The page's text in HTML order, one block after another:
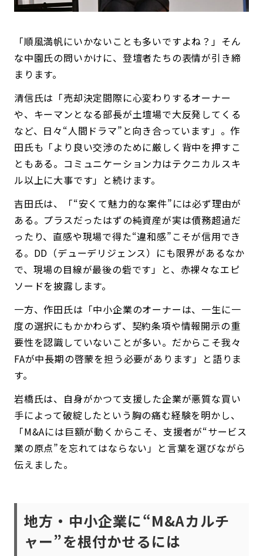
「順風満帆にいかないことも多いですよね？」そん
な中園氏の問いかけに、登壇者たちの表情が引き締
まります。
清信氏は「売却決定間際に心変わりするオーナー
や、キーマンとなる部長が土壇場で大反発してくる
など、日々“人間ドラマ”と向き合っています」。作
田氏も「より良い交渉のために厳しく背中を押すこ
ともある。コミュニケーション力はテクニカルスキ
ル以上に大事です」と続けます。
吉田氏は、「“安くて魅力的な案件”には必ず理由が
ある。プラスだったはずの純資産が実は債務超過だ
ったり、直感や現場で得た“違和感”こそが信用でき
る。DD（デューデリジェンス）にも限界があるなか
で、現場の目線が最後の砦です」と、赤裸々なエピ
ソードを披露します。
一方、作田氏は「中小企業のオーナーは、一生に一
度の選択にもかかわらず、契約条項や情報開示の重
要性を認識していないことが多い。だからこそ我々
FAが中長期の啓蒙を担う必要があります」と語りま
す。
岩橋氏は、自身がかつて支援した企業が悪質な買い
手によって破綻したという胸の痛む経験を明かし、
「M&Aには巨額が動くからこそ、支援者が“サービス
業の原点”を忘れてはならない」と言葉を選びながら
伝えました。
地方・中小企業に“M&Aカルチ
ャー”を根付かせるには